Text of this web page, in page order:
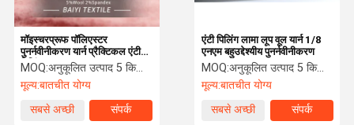
मॉइस्चरप्रूफ पॉलिएस्टर
पुनर्नवीनीकरण यार्न प्रैक्टिकल एंटी
पिलिंग 1 / 9.0NM
MOQ:अनुकूलित उत्पाद 5 किलो न्यूनतम आदेश, स्पॉट 1 किलो न्यूनतम आदेश
मूल्य:बातचीत योग्य
सबसे अच्छी
संपर्क
एंटी पिलिंग लामा लूप वूल यार्न 1/8
एनएम बहुउद्देश्यीय पुनर्नवीनीकरण
MOQ:अनुकूलित उत्पाद 5 किलो न्यूनतम आदेश, स्पॉट 1 किलो न्यूनतम आदेश
मूल्य:बातचीत योग्य
सबसे अच्छी
संपर्क